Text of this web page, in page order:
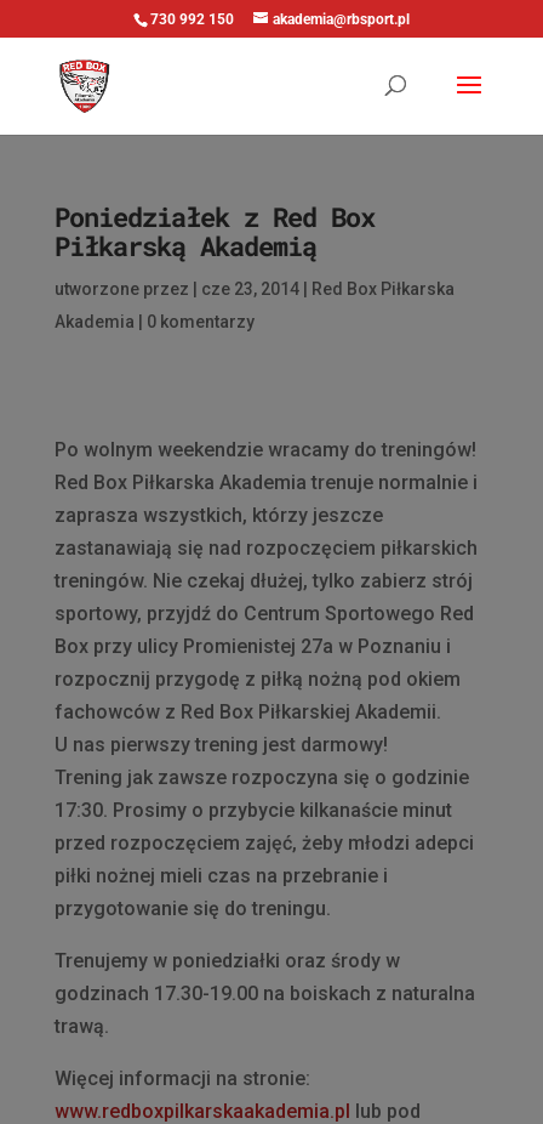
730 992 150 akademia@rbsport.pl
Poniedziałek z Red Box
Piłkarską Akademią
utworzone przez cze 23, 2014|
Red Box Piłkarska
Akademia
0 komentarzy
Po wolnym weekendzie wracamy do treningów!
Red Box Piłkarska Akademia trenuje normalnie i
zaprasza wszystkich, którzy jeszcze
zastanawiają się nad rozpoczęciem piłkarskich
treningów. Nie czekaj dłużej, tylko zabierz strój
sportowy, przyjdź do Centrum Sportowego Red
Box przy ulicy Promienistej 27a w Poznaniu i
rozpocznij przygodę z piłką nożną pod okiem
fachowców z Red Box Piłkarskiej Akademii.
U nas pierwszy trening jest darmowy!
Trening jak zawsze rozpoczyna się o godzinie
17:30. Prosimy o przybycie kilkanaście minut
przed rozpoczęciem zajęć, żeby młodzi adepci
piłki nożnej mieli czas na przebranie i
przygotowanie się do treningu.
Trenujemy w poniedziałki oraz środy w
godzinach 17.30-19.00 na boiskach z naturalna
trawą.
Więcej informacji na stronie:
www.redboxpilkarskaakademia.pl lub pod